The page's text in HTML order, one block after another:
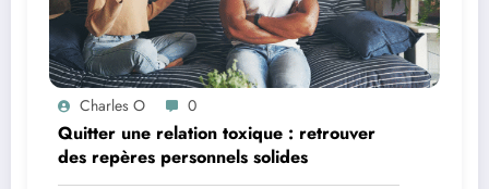
Charles O 0
Quitter une relation toxique : retrouver
des repères personnels solides